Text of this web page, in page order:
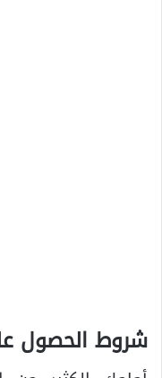
شروط الحصول